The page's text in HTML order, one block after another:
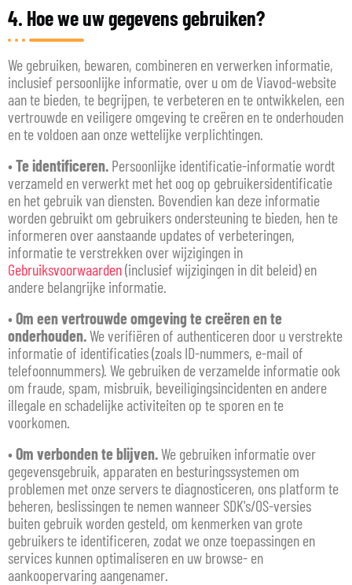
4. Hoe we uw gegevens gebruiken?
We gebruiken, bewaren, combineren en verwerken informatie,
inclusief persoonlijke informatie, over u om de Viavod-website
aan te bieden, te begrijpen, te verbeteren en te ontwikkelen, een
vertrouwde en veiligere omgeving te creëren en te onderhouden
en te voldoen aan onze wettelijke verplichtingen.
•Te identificeren. Persoonlijke identificatie-informatie wordt
verzameld en verwerkt met het oog op gebruikersidentificatie
en het gebruik van diensten. Bovendien kan deze informatie
worden gebruikt om gebruikers ondersteuning te bieden, hen te
informeren over aanstaande updates of verbeteringen,
informatie te verstrekken over wijzigingen in
Gebruiksvoorwaarden(inclusief wijzigingen in dit beleid) en
andere belangrijke informatie.
•Om een vertrouwde omgeving te creëren en te
onderhouden.We verifiëren of authenticeren door u verstrekte
informatie of identificaties (zoals ID-nummers, e-mail of
telefoonnummers). We gebruiken de verzamelde informatie ook
om fraude, spam, misbruik, beveiligingsincidenten en andere
illegale en schadelijke activiteiten op te sporen en te
voorkomen.
•Om verbonden te blijven.We gebruiken informatie over
gegevensgebruik, apparaten en besturingssystemen om
problemen met onze servers te diagnosticeren, ons platform te
beheren, beslissingen te nemen wanneer SDK's/OS-versies
buiten gebruik worden gesteld, om kenmerken van grote
gebruikers te identificeren, zodat we onze toepassingen en
services kunnen optimaliseren en uw browse- en
aankoopervaring aangenamer.